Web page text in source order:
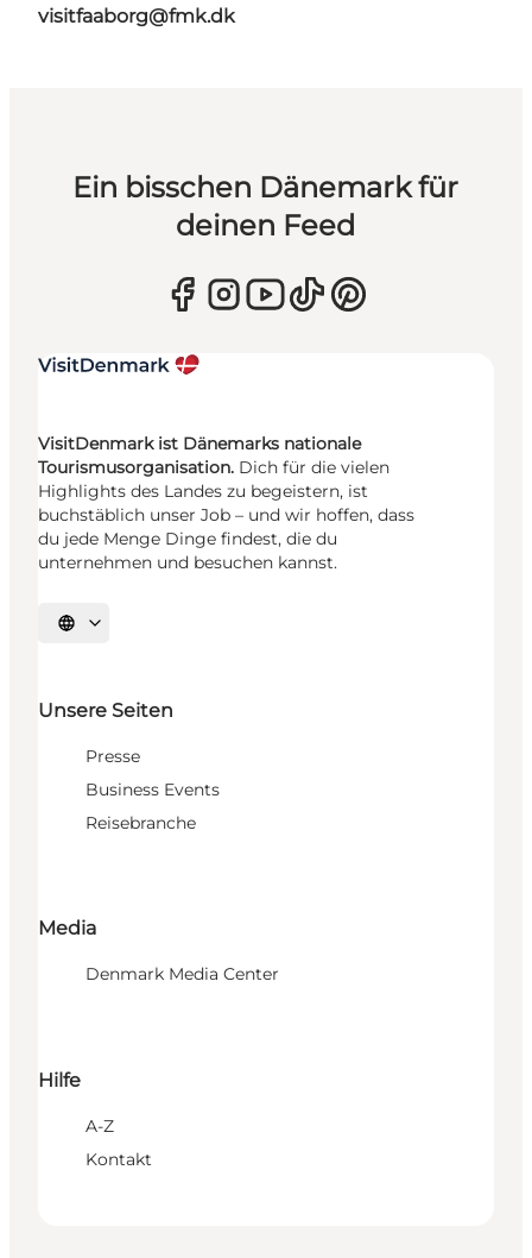
visitfaaborg@fmk.dk
Ein bisschen Dänemark für
deinen Feed
VisitDenmark ist Dänemarks nationale
Tourismusorganisation. Dich für die vielen
Highlights des Landes zu begeistern, ist
buchstäblich unser Job – und wir hoffen, dass
du jede Menge Dinge findest, die du
unternehmen und besuchen kannst.
Sprache auswählen
Unsere Seiten
Presse
Business Events
Reisebranche
Media
Denmark Media Center
Hilfe
A-Z
Kontakt